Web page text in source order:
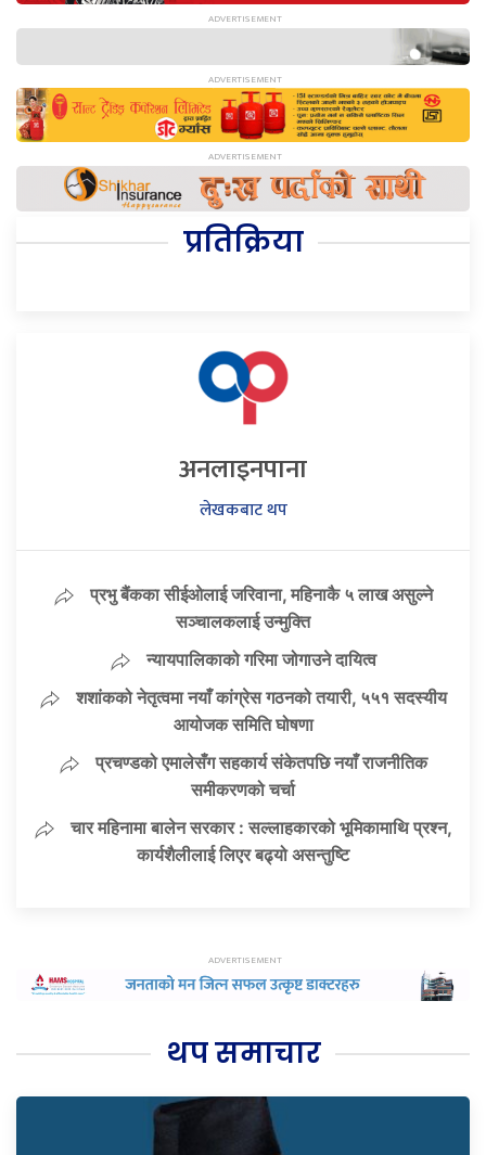
प्रतिक्रिया
अनलाइनपाना
लेखकबाट थप
प्रभु बैंकका सीईओलाई जरिवाना, महिनाकै ५ लाख असुल्ने
सञ्चालकलाई उन्मुक्ति
न्यायपालिकाको गरिमा जोगाउने दायित्व
शशांकको नेतृत्वमा नयाँ कांग्रेस गठनको तयारी, ५५१ सदस्यीय
आयोजक समिति घोषणा
प्रचण्डको एमालेसँग सहकार्य संकेतपछि नयाँ राजनीतिक
समीकरणको चर्चा
चार महिनामा बालेन सरकार : सल्लाहकारको भूमिकामाथि प्रश्न,
कार्यशैलीलाई लिएर बढ्यो असन्तुष्टि
थप समाचार